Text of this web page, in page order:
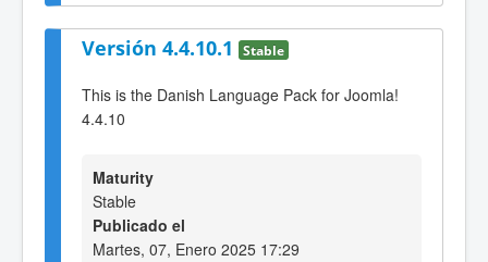
Versión 4.4.10.1 Stable
This is the Danish Language Pack for Joomla!
4.4.10
Maturity
Stable
Publicado el
Martes, 07, Enero 2025 17:29